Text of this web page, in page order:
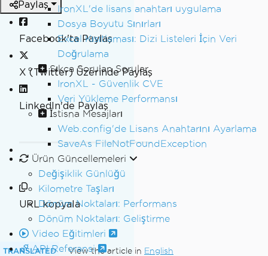
IronXL'de lisans anahtarı uygulama
Dosya Boyutu Sınırları
Excel Kısıtlaması: Dizi Listeleri İçin Veri
Doğrulama
Sıkça Sorulan Sorular
IronXL - Güvenlik CVE
Veri Yükleme Performansı
İstisna Mesajları
Web.config'de Lisans Anahtarını Ayarlama
SaveAs FileNotFoundException
Ürün Güncellemeleri
Değişiklik Günlüğü
Kilometre Taşları
Dönüm Noktaları: Performans
Dönüm Noktaları: Geliştirme
Video Eğitimleri
API Referansi
Paylaş
Facebook'ta Paylaş
X (Twitter) Üzerinde Paylaş
LinkedIn'de Paylaş
URL kopyala
TRANSLATED View the article in English